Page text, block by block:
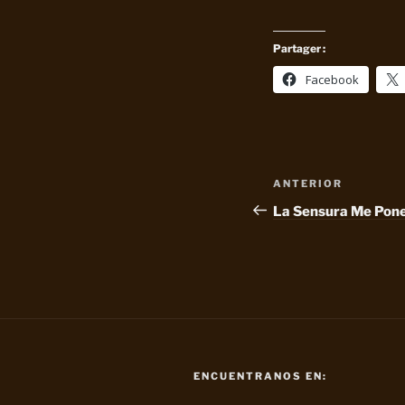
Partager :
Facebook
Navegación
de
Entrada
anterior:
ANTERIOR
La Sensura Me
ENCUENTRANOS EN: